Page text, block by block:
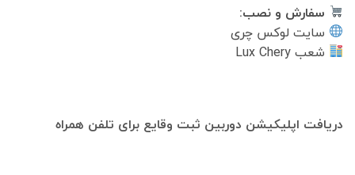
سفارش و نصب:
سایت لوکس چری
شعب Lux Chery
دریافت اپلیکیشن دوربین ثبت وقایع برای تلفن همراه